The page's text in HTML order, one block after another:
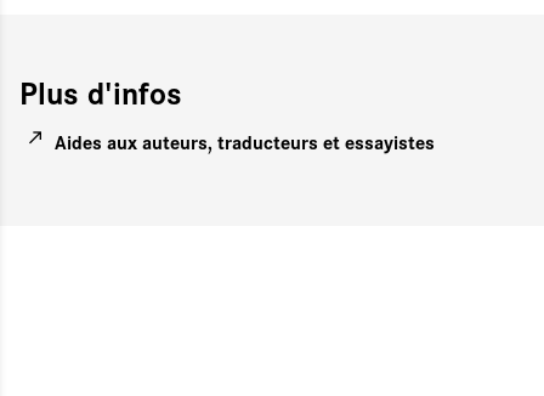
Plus d'infos
Aides aux auteurs, traducteurs et essayistes